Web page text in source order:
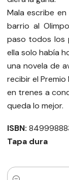
Mala escribe
barrio al
paso todos los
ella solo había
una novela de
recibir el
en trenes a
queda lo mejor.
ISBN:
Tapa dura